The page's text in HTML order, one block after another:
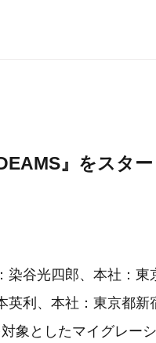
』をスター
谷光四郎、本社：東
利、本社：東京都新
象としたマイグレー